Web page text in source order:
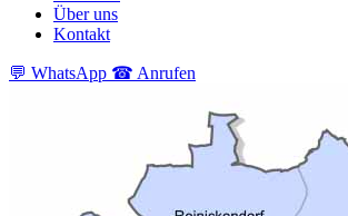
Über uns
Kontakt
💬 WhatsApp ☎ Anrufen